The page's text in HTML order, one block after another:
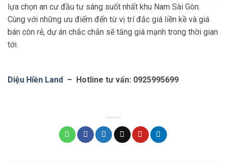
lựa chọn an cư đầu tư sáng suốt nhất khu Nam Sài Gòn.
Cùng với những ưu điểm đến từ vị trí đắc giá liền kề và giá
bán còn rẻ, dự án chắc chắn sẽ tăng giá mạnh trong thời gian
tới.
Diệu Hiền Land – Hotline tư vấn: 0925995699